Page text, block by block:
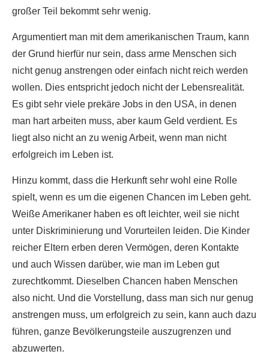
großer Teil bekommt sehr wenig.
Argumentiert man mit dem amerikanischen Traum, kann
der Grund hierfür nur sein, dass arme Menschen sich
nicht genug anstrengen oder einfach nicht reich werden
wollen. Dies entspricht jedoch nicht der Lebensrealität.
Es gibt sehr viele prekäre Jobs in den USA, in denen
man hart arbeiten muss, aber kaum Geld verdient. Es
liegt also nicht an zu wenig Arbeit, wenn man nicht
erfolgreich im Leben ist.
Hinzu kommt, dass die Herkunft sehr wohl eine Rolle
spielt, wenn es um die eigenen Chancen im Leben geht.
Weiße Amerikaner haben es oft leichter, weil sie nicht
unter Diskriminierung und Vorurteilen leiden. Die Kinder
reicher Eltern erben deren Vermögen, deren Kontakte
und auch Wissen darüber, wie man im Leben gut
zurechtkommt. Dieselben Chancen haben Menschen
also nicht. Und die Vorstellung, dass man sich nur genug
anstrengen muss, um erfolgreich zu sein, kann auch dazu
führen, ganze Bevölkerungsteile auszugrenzen und
abzuwerten.